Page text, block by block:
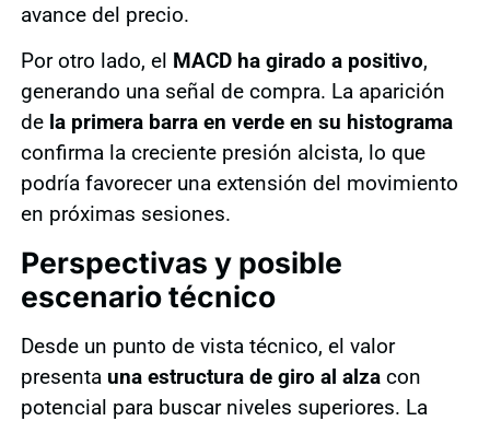
avance del precio.
Por otro lado, el MACD ha girado a positivo,
generando una señal de compra. La aparición
de la primera barra en verde en su histograma
confirma la creciente presión alcista, lo que
podría favorecer una extensión del movimiento
en próximas sesiones.
Perspectivas y posible
escenario técnico
Desde un punto de vista técnico, el valor
presenta una estructura de giro al alzacon
potencial para buscar niveles superiores. La